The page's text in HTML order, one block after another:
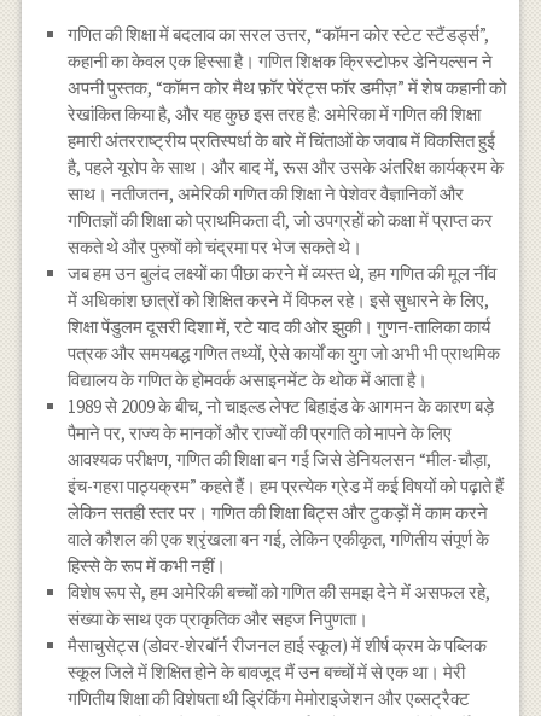
गणित की शिक्षा में बदलाव का सरल उत्तर, “कॉमन कोर स्टेट स्टैंडर्ड्स”,
कहानी का केवल एक हिस्सा है। गणित शिक्षक क्रिस्टोफर डेनियल्सन ने
अपनी पुस्तक, “कॉमन कोर मैथ फ़ॉर पेरेंट्स फॉर डमीज़” में शेष कहानी को
रेखांकित किया है, और यह कुछ इस तरह है: अमेरिका में गणित की शिक्षा
हमारी अंतरराष्ट्रीय प्रतिस्पर्धा के बारे में चिंताओं के जवाब में विकसित हुई
है, पहले यूरोप के साथ। और बाद में, रूस और उसके अंतरिक्ष कार्यक्रम के
साथ। नतीजतन, अमेरिकी गणित की शिक्षा ने पेशेवर वैज्ञानिकों और
गणितज्ञों की शिक्षा को प्राथमिकता दी, जो उपग्रहों को कक्षा में प्राप्त कर
सकते थे और पुरुषों को चंद्रमा पर भेज सकते थे।
जब हम उन बुलंद लक्ष्यों का पीछा करने में व्यस्त थे, हम गणित की मूल नींव
में अधिकांश छात्रों को शिक्षित करने में विफल रहे। इसे सुधारने के लिए,
शिक्षा पेंडुलम दूसरी दिशा में, रटे याद की ओर झुकी। गुणन-तालिका कार्य
पत्रक और समयबद्ध गणित तथ्यों, ऐसे कार्यों का युग जो अभी भी प्राथमिक
विद्यालय के गणित के होमवर्क असाइनमेंट के थोक में आता है।
1989 से 2009 के बीच, नो चाइल्ड लेफ्ट बिहाइंड के आगमन के कारण बड़े
पैमाने पर, राज्य के मानकों और राज्यों की प्रगति को मापने के लिए
आवश्यक परीक्षण, गणित की शिक्षा बन गई जिसे डेनियलसन “मील-चौड़ा,
इंच-गहरा पाठ्यक्रम” कहते हैं। हम प्रत्येक ग्रेड में कई विषयों को पढ़ाते हैं
लेकिन सतही स्तर पर। गणित की शिक्षा बिट्स और टुकड़ों में काम करने
वाले कौशल की एक श्रृंखला बन गई, लेकिन एकीकृत, गणितीय संपूर्ण के
हिस्से के रूप में कभी नहीं।
विशेष रूप से, हम अमेरिकी बच्चों को गणित की समझ देने में असफल रहे,
संख्या के साथ एक प्राकृतिक और सहज निपुणता।
मैसाचुसेट्स (डोवर-शेरबॉर्न रीजनल हाई स्कूल) में शीर्ष क्रम के पब्लिक
स्कूल जिले में शिक्षित होने के बावजूद मैं उन बच्चों में से एक था। मेरी
गणितीय शिक्षा की विशेषता थी ड्रिंकिंग मेमोराइजेशन और एब्सट्रैक्ट